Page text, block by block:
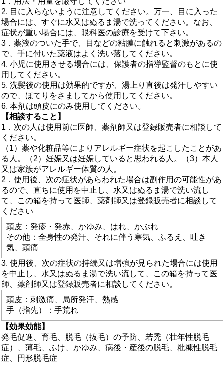
2. 目に入らないように注意してください。万一、目に入った
場合には、すぐに水又はぬるま湯で洗ってください。なお、
症状が重い場合には、眼科医の診療を受けて下さい。
3．薬液のついた手で、目などの粘膜に触れると刺激があるの
で、手に付いた薬液はよく洗い落してください。
4. 小児に使用させる場合には、保護者の指導監督のもとに使
用してください。
5. 洗髪後の使用は効果的ですが、湯上り直後は発汗しやすい
ので、ほてりをさましてから使用してください。
6. 本剤は頭皮にのみ使用してください。
【相談すること】
1．次の人は使用前に医師、薬剤師又は登録販売者に相談して
ください。
（1）薬や化粧品等によりアレルギー症状を起こしたことがあ
る人。（2）妊娠又は妊娠していると思われる人。（3）本人
又は家族がアレルギー体質の人。
2．使用後、次の症状があらわれた場合は副作用の可能性があ
るので、直ちに使用を中止し、水又はぬるま湯で洗い流し
て、この箱を持って医師、薬剤師又は登録販売者に相談して
ください
頭皮：発疹・発赤、かゆみ、はれ、かぶれ
その他：全身性の発汗、それに伴う寒気、ふるえ、吐き
気、頭痛
3. 使用後、次の症状の持続又は増強が見られた場合には使用
を中止し、水又はぬるま湯で洗い流して、この箱を持って医
師、薬剤師又は登録販売者に相談してください。
頭皮：刺激痛、局所発汗、熱感
手（指先）：手荒れ
【効果効能】
発毛促進、育毛、脱毛（抜毛）の予防、若禿（壮年性脱毛
症）、薄毛、ふけ、かゆみ、病後・産後の脱毛、粃糠性脱毛
症、円形脱毛症